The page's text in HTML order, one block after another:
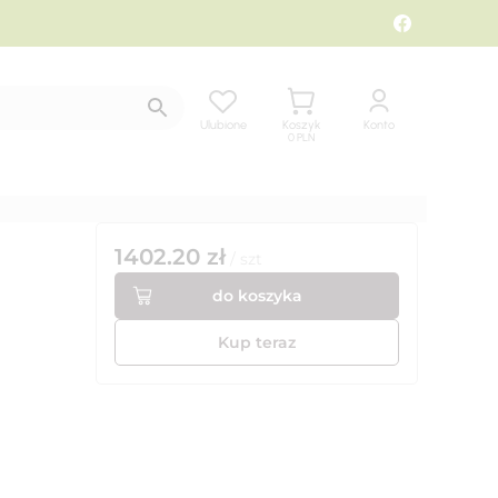
Ulubione
Koszyk
0 PLN
Konto
1402.20 zł
do koszyka
Kup teraz